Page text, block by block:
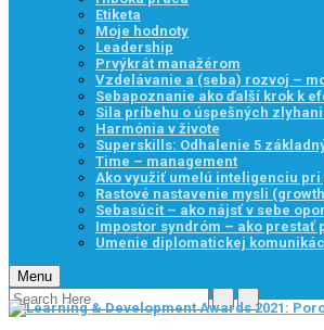
Etiketa
Moje hodnoty
Leadership
Prvýkrát manažérom
Vzdelávanie a (seba) rozvoj –
Sebapoznanie ako ďalší krok k
Sila príbehu o úspešných
Harmónia v živote
Superskills: Odhalenie 5
Time – management
Ako využiť umelú inteligenciu
Rastové nastavenie mysli
Sebasúcit – ako nájsť v sebe
Impostor syndróm – ako prestať
Umenie diplomatickej
Menu